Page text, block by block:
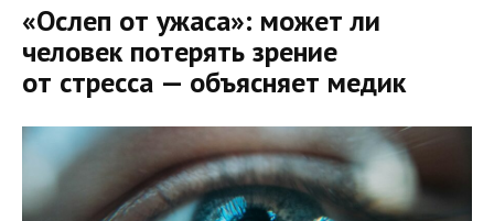
«Ослеп от ужаса»: может ли
человек потерять зрение
от стресса — объясняет медик